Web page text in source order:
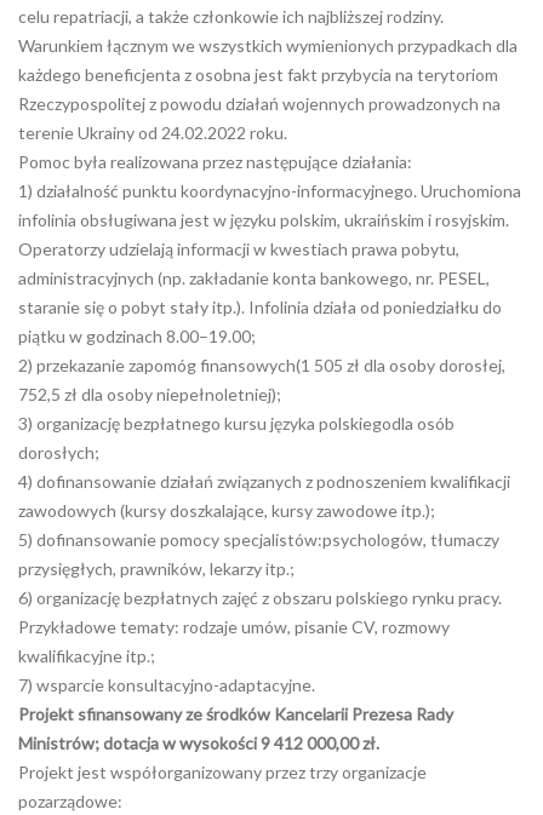
celu repatriacji, a także członkowie ich najbliższej rodziny.
Warunkiem łącznym we wszystkich wymienionych przypadkach dla
każdego beneficjenta z osobna jest fakt przybycia na terytoriom
Rzeczypospolitej z powodu działań wojennych prowadzonych na
terenie Ukrainy od 24.02.2022 roku.
Pomoc była realizowana przez następujące działania:
1) działalność punktu koordynacyjno-informacyjnego. Uruchomiona
infolinia obsługiwana jest w języku polskim, ukraińskim i rosyjskim.
Operatorzy udzielają informacji w kwestiach prawa pobytu,
administracyjnych (np. zakładanie konta bankowego, nr. PESEL,
staranie się o pobyt stały itp.). Infolinia działa od poniedziałku do
piątku w godzinach 8.00–19.00;
2) przekazanie zapomóg finansowych(1 505 zł dla osoby dorosłej,
752,5 zł dla osoby niepełnoletniej);
3) organizację bezpłatnego kursu języka polskiegodla osób
dorosłych;
4) dofinansowanie działań związanych z podnoszeniem kwalifikacji
zawodowych (kursy doszkalające, kursy zawodowe itp.);
5) dofinansowanie pomocy specjalistów:psychologów, tłumaczy
przysięgłych, prawników, lekarzy itp.;
6) organizację bezpłatnych zajęć z obszaru polskiego rynku pracy.
Przykładowe tematy: rodzaje umów, pisanie CV, rozmowy
kwalifikacyjne itp.;
7) wsparcie konsultacyjno-adaptacyjne.
Projekt sfinansowany ze środków Kancelarii Prezesa Rady
Ministrów; dotacja w wysokości9 412 000,00 zł.
Projekt jest współorganizowany przez trzy organizacje
pozarządowe: